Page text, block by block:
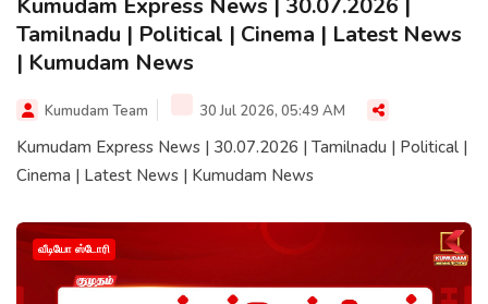
Tamilnadu | Political | Cinema | Latest News
| Kumudam News
Kumudam Team 30 Jul 2026, 05:49 AM
Kumudam Express News | 30.07.2026 | Tamilnadu | Political |
Cinema | Latest News | Kumudam News
வீடியோ ஸ்டோரி